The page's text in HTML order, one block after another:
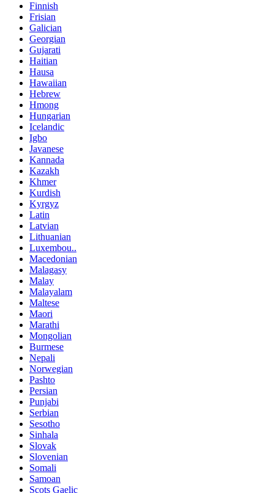
Finnish
Frisian
Galician
Georgian
Gujarati
Haitian
Hausa
Hawaiian
Hebrew
Hmong
Hungarian
Icelandic
Igbo
Javanese
Kannada
Kazakh
Khmer
Kurdish
Kyrgyz
Latin
Latvian
Lithuanian
Luxembou..
Macedonian
Malagasy
Malay
Malayalam
Maltese
Maori
Marathi
Mongolian
Burmese
Nepali
Norwegian
Pashto
Persian
Punjabi
Serbian
Sesotho
Sinhala
Slovak
Slovenian
Somali
Samoan
Scots Gaelic